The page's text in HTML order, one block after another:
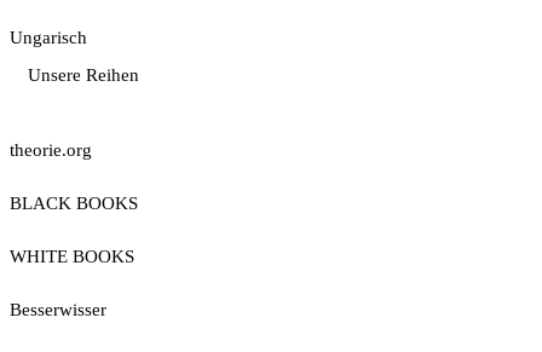
Ungarisch
Unsere Reihen
theorie.org
BLACK BOOKS
WHITE BOOKS
Besserwisser